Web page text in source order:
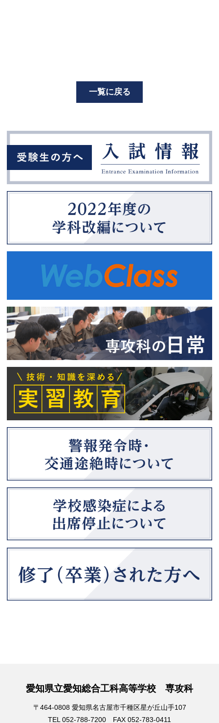
一覧に戻る
愛知県立愛知総合工科高等学校 専攻科
〒464-0808 愛知県名古屋市千種区星が丘山手107
TEL 052-788-7200 FAX 052-783-0411